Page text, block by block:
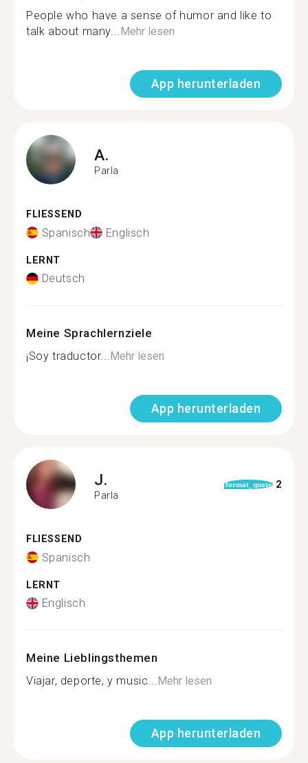
People who have a sense of humor and like to
talk about many...Mehr lesen
App herunterladen
A.
Parla
FLIESSEND
Spanisch Englisch
LERNT
Deutsch
Meine Sprachlernziele
¡Soy traductor...Mehr lesen
App herunterladen
J.
Parla
format_quote 2
FLIESSEND
Spanisch
LERNT
Englisch
Meine Lieblingsthemen
Viajar, deporte, y music...Mehr lesen
App herunterladen